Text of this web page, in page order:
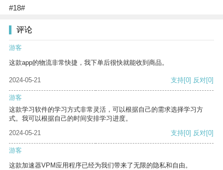
#18#
评论
游客
这款app的物流非常快捷，我下单后很快就能收到商品。
2024-05-21 支持[0] 反对[0]
游客
这款学习软件的学习方式非常灵活，可以根据自己的需求选择学习方
式。我可以根据自己的时间安排学习进度。
2024-05-21
支持[0] 反对[0]
游客
这款加速器VPM应用程序已经为我们带来了无限的隐私和自由。